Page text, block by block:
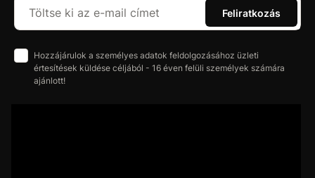
Feliratkozás
Hozzájárulok a személyes adatok feldolgozásához üzleti
értesítések küldése céljából - 16 éven felüli személyek számára
ajánlott!